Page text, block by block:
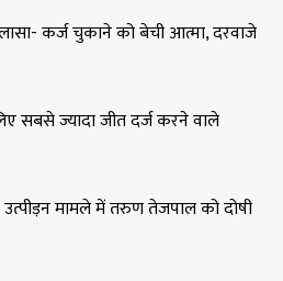
कर्ज चुकाने को बेची आत्मा, दरवाजे
सबसे ज्यादा जीत दर्ज करने वाले
उत्पीड़न मामले में तरुण तेजपाल को दोषी